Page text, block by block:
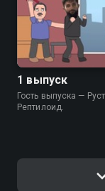
1 выпуск
Гость выпуска —
Рептилоид.